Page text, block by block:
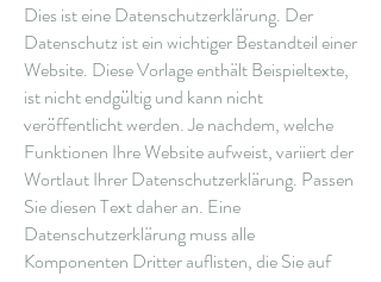
Dies ist eine Datenschutzerklärung. Der
Datenschutz ist ein wichtiger Bestandteil einer
Website. Diese Vorlage enthält Beispieltexte,
ist nicht endgültig und kann nicht
veröffentlicht werden. Je nachdem, welche
Funktionen Ihre Website aufweist, variiert der
Wortlaut Ihrer Datenschutzerklärung. Passen
Sie diesen Text daher an. Eine
Datenschutzerklärung muss alle
Komponenten Dritter auflisten, die Sie auf